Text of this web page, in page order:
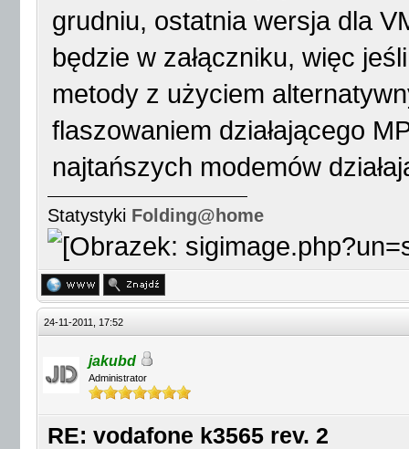
grudniu, ostatnia wersja dla
będzie w załączniku, więc
metody z użyciem
flaszowaniem działającego
najtańszych modemów
Statystyki Folding@home
24-11-2011, 17:52
jakubd
Administrator
RE: vodafone k3565 rev. 2